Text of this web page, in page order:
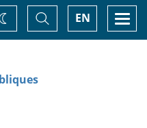
EN
Basculer
la
recherche
Changez
de